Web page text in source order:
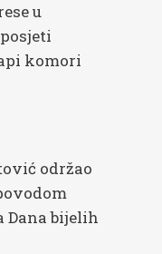
u
komori
održao
Dana bijelih